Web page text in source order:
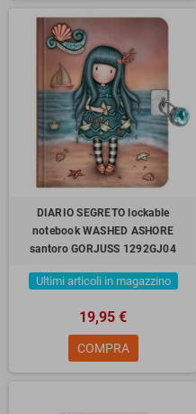
DIARIO SEGRETO lockable
notebook WASHED ASHORE
santoro GORJUSS 1292GJ04
Ultimi articoli in magazzino
19,95 €
COMPRA